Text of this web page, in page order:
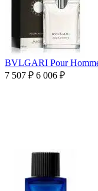
BVLGARI Pour
7 507 ₽ 6 006 ₽